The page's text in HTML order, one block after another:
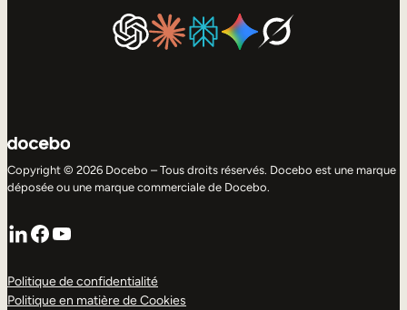
Copyright © 2026 Docebo – Tous droits réservés. Docebo est une marque
déposée ou une marque commerciale de Docebo.
LinkedIn
Facebook
YouTube
Politique de confidentialité
Politique en matière de Cookies